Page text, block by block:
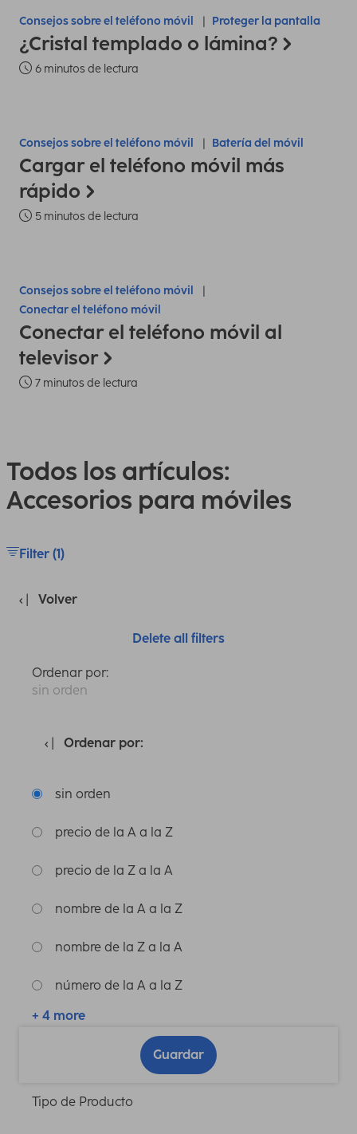
Consejos sobre el teléfono móvil Proteger la pantalla
¿Cristal templado o lámina?
6 minutos de lectura
Consejos sobre el teléfono móvil Batería del móvil
Cargar el teléfono móvil más
rápido
5 minutos de lectura
Consejos sobre el teléfono móvil
Conectar el teléfono móvil
Conectar el teléfono móvil al
televisor
7 minutos de lectura
Todos los artículos:
Accesorios para móviles
Filter (1)
Volver
Delete all filters
Ordenar por:
sin orden
Ordenar por:
sin orden
precio de la A a la Z
precio de la Z a la A
nombre de la A a la Z
nombre de la Z a la A
número de la A a la Z
+ 4 more
Guardar
Tipo de Producto